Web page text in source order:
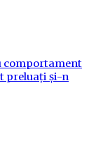
comportament
preluați și-n